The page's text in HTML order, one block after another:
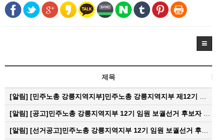
제목
[알림] [민주노총 강릉지역지부]민주노총 강릉지역지부 제12기 임원 보궐선거결과 공고
[알림] [공고]민주노총 강릉지역지부 12기 임원 보궐선거 후보자 확정 공고
[알림] [선거공고]민주노총 강릉지역지부 12기 임원 보궐선거 후보 등록 기간 연장 공고